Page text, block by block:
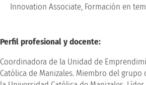
Innovation Associate, Formación en
Perfil profesional y docente:
Coordinadora de la Unidad de
Católica de Manizales. Miembro del grupo